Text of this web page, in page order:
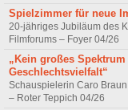
Spielzimmer für neue
20-jähriges Jubiläum des
Filmforums – Foyer 04/26
„Kein großes Spektrum
Geschlechtsvielfalt“
Schauspielerin Caro Braun
– Roter Teppich 04/26